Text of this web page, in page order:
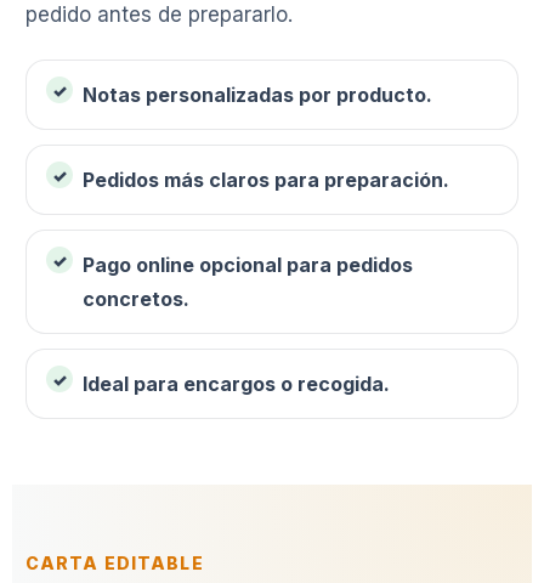
pedido antes de prepararlo.
Notas personalizadas por producto.
Pedidos más claros para preparación.
Pago online opcional para pedidos
concretos.
Ideal para encargos o recogida.
CARTA EDITABLE